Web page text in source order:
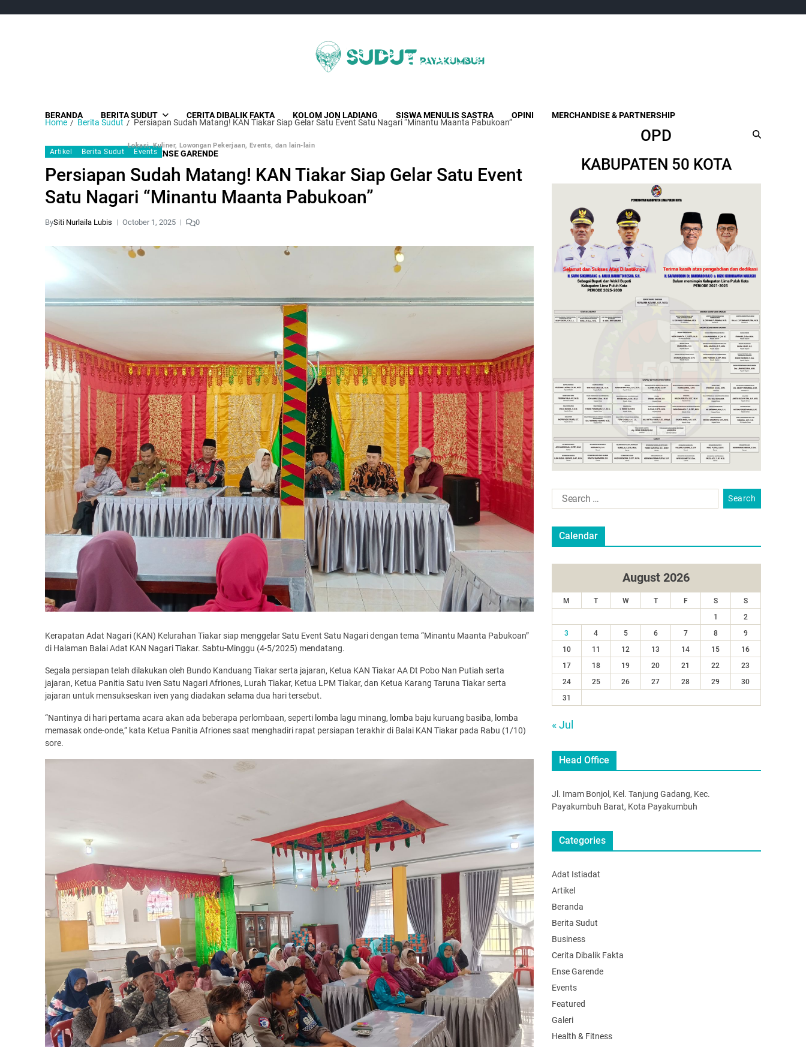
BERANDA BERITA SUDUT CERITA DIBALIK FAKTA KOLOM JON LADIANG SISWA MENULIS SASTRA OPINI MERCHANDISE & PARTNERSHIP
SUDUT MEDIA GROUP
Lokasi, Kuliner, Lowongan Pekerjaan, Events, dan lain-lain
ENSE GARENDE
Home Berita Sudut Persiapan Sudah Matang! KAN Tiakar Siap Gelar Satu Event Satu Nagari “Minantu Maanta Pabukoan”
Artikel Berita Sudut Events
Persiapan Sudah Matang! KAN Tiakar Siap Gelar Satu Event
Satu Nagari “Minantu Maanta Pabukoan”
BySiti Nurlaila Lubis October 1, 2025 0
Kerapatan Adat Nagari (KAN) Kelurahan Tiakar siap menggelar Satu Event Satu Nagari dengan tema “Minantu Maanta Pabukoan”
di Halaman Balai Adat KAN Nagari Tiakar. Sabtu-Minggu (4-5/2025) mendatang.
Segala persiapan telah dilakukan oleh Bundo Kanduang Tiakar serta jajaran, Ketua KAN Tiakar AA Dt Pobo Nan Putiah serta
jajaran, Ketua Panitia Satu Iven Satu Nagari Afriones, Lurah Tiakar, Ketua LPM Tiakar, dan Ketua Karang Taruna Tiakar serta
jajaran untuk mensukseskan iven yang diadakan selama dua hari tersebut.
“Nantinya di hari pertama acara akan ada beberapa perlombaan, seperti lomba lagu minang, lomba baju kuruang basiba, lomba
memasak onde-onde,” kata Ketua Panitia Afriones saat menghadiri rapat persiapan terakhir di Balai KAN Tiakar pada Rabu (1/10)
sore.
OPD
KABUPATEN 50 KOTA
Calendar
August 2026
M T W T F S
S
1
2
3
4 5 6 7 8
9
10
11 12 13 14 15
16
17
18 19 20 21 22
23
24
25 26 27 28 29
30
31
« Jul
Head Office
Jl. Imam Bonjol, Kel. Tanjung Gadang, Kec.
Payakumbuh Barat, Kota Payakumbuh
Categories
Adat Istiadat
Artikel
Beranda
Berita Sudut
Business
Cerita Dibalik Fakta
Ense Garende
Events
Featured
Galeri
Health & Fitness